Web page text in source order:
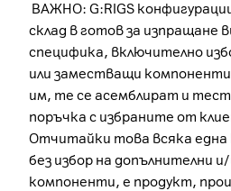
ВАЖНО: G:RIGS
склад в готов за изпращане
специфика, включително
или заместващи
им, те се асемблират и
поръчка с избраните от
Отчитайки това всяка една
без избор на допълнителни
компоненти, е продукт,